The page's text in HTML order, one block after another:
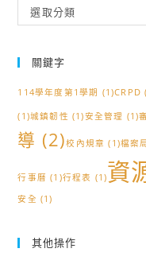
類
選取分類
關鍵字
114學年度第1學期 (1)CRPD
(1)城鎮韌性 (1)安全管理 (1)
導 (2)校內規章 (1)檔案
行事曆 (1)行程表 (1)資
安全 (1)
其他操作